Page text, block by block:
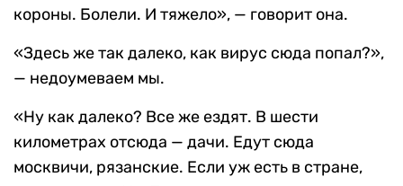
короны. Болели. И тяжело», — говорит она.
«Здесь же так далеко, как вирус сюда попал?»,
— недоумеваем мы.
«Ну как далеко? Все же ездят. В шести
километрах отсюда — дачи. Едут сюда
москвичи, рязанские. Если уж есть в стране,